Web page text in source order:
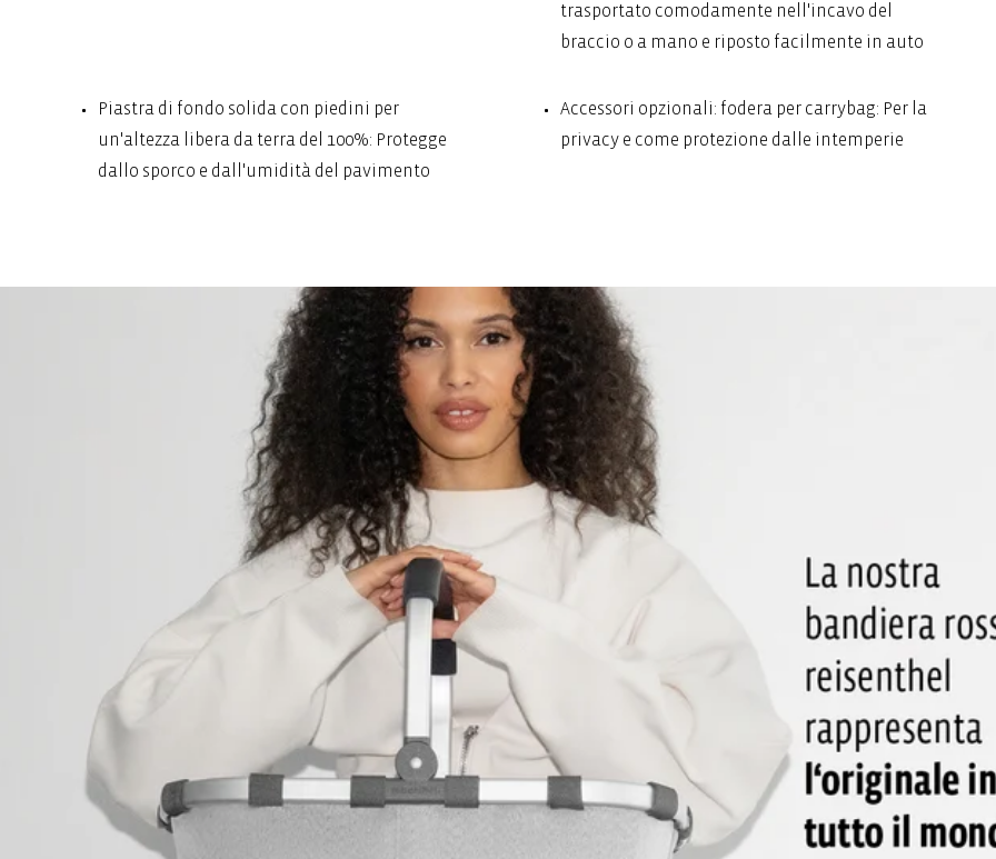
trasportato comodamente nell'incavo del
braccio o a mano e riposto facilmente in auto
Piastra di fondo solida con piedini per
un'altezza libera da terra del 100%: Protegge
dallo sporco e dall'umidità del pavimento
Accessori opzionali: fodera per carrybag: Per la
privacy e come protezione dalle intemperie